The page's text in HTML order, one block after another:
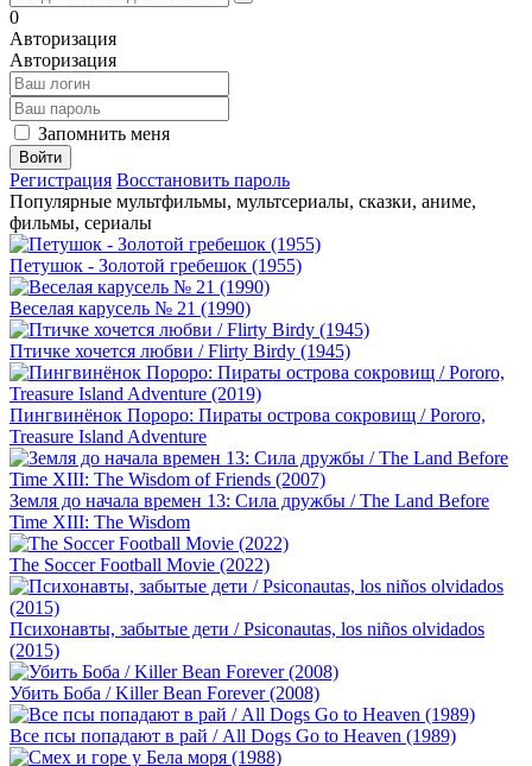
0
Авторизация
Авторизация
Запомнить меня
Войти
Регистрация Восстановить пароль
Популярные мультфильмы, мультсериалы, сказки, аниме,
фильмы, сериалы
Петушок - Золотой гребешок (1955)
Веселая карусель № 21 (1990)
Птичке хочется любви / Flirty Birdy (1945)
Пингвинёнок Пороро: Пираты острова сокровищ / Pororo,
Treasure Island Adventure
Земля до начала времен 13: Сила дружбы / The Land Before
Time XIII: The Wisdom
The Soccer Football Movie (2022)
Психонавты, забытые дети / Psiconautas, los niños olvidados
(2015)
Убить Боба / Killer Bean Forever (2008)
Все псы попадают в рай / All Dogs Go to Heaven (1989)